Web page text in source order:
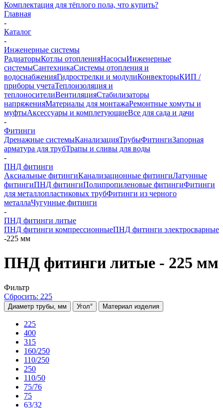
Комплектация для тёплого пола, что купить?
Главная
-
Каталог
-
Инженерные системы
РадиаторыКотлы отопленияНасосыИнженерные
системыСантехникаСистемы отопления и
водоснабженияГидрострелки и модулиКонвекторыКИП /
приборы учетаТеплоизоляция и
теплоносителиВентиляцияСтабилизаторы
напряженияМатериалы для монтажаРемонтные хомуты и
муфтыАксессуары и комплетующиеВсе для сада и дачи
-
Фитинги
Дренажные системыКанализацияТрубыФитингиЗапорная
арматура для трубТрапы и сливы для воды
-
ПНД фитинги
Аксиальные фитингиКанализационные фитингиЛатунные
фитингиПНД фитингиПолипропиленовые фитингиФитинги
для металлопластиковых трубФитинги из черного
металлаЧугунные фитинги
-
ПНД фитинги литые
ПНД фитинги компрессионныеПНД фитинги электросварные
-225 мм
ПНД фитинги литые - 225 мм
Фильтр
Сбросить: 225
Диаметр трубы, мм Угол° Материал изделия
225
400
315
160/250
110/250
250
110/50
75/76
75
63/32